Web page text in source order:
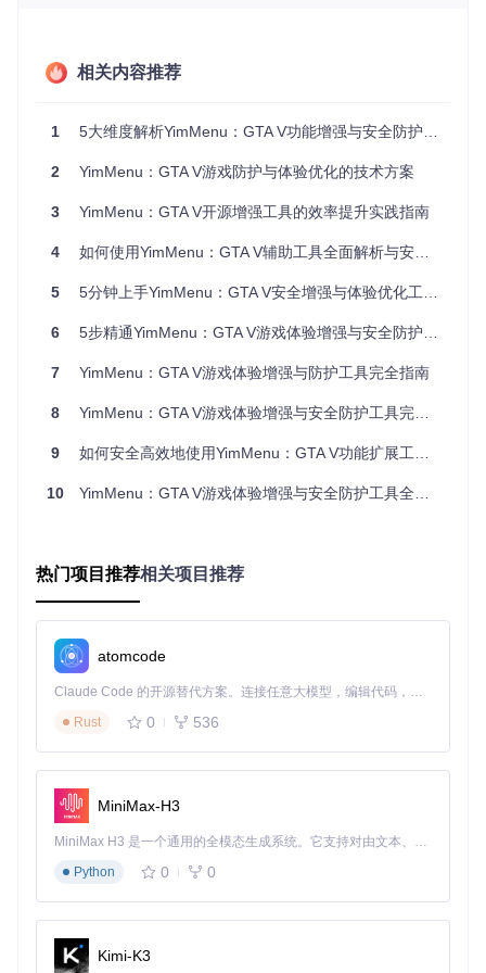
功能
安全
hooks/protections/receive
网络消息过滤
增强
backend/commands/self/ 目录
下相关文件
角色能力与环
境控制
交互
gui/components/目录下UI组件
操作界面
脚本
lua/目录下脚本系统
动态功能加载
与扩展
足或热键冲突。YimMenu的注入过程通过main.cpp中的entr
解决方案对比：
策
略
权
以管理员身份运行注入程序
热
键
置
修改settings.json
本
匹
配
检查version.hpp中的版本信
息与游戏版本一致性
相关内容推荐
1 5大维度解析YimMenu：GTA V功能增强与安全防护工具
2 YimMenu：GTA V游戏防护与体验优化的技术方案
3 YimMenu：GTA V开源增强工具的效率提升实践指南
4 如何使用YimMenu：GTA V辅助工具全面解析与安全使用指南
5 5分钟上手YimMenu：GTA V安全增强与体验优化工具完全指南
6 5步精通YimMenu：GTA V游戏体验增强与安全防护指南
7 YimMenu：GTA V游戏体验增强与防护工具完全指南
8 YimMenu：GTA V游戏体验增强与安全防护工具完全指南
9 如何安全高效地使用YimMenu：GTA V功能扩展工具全解析
10 YimMenu：GTA V游戏体验增强与安全防护工具全解析
热门项目推荐相关项目推荐
atomcode
Claude Code 的开源替代方案。连接任意大模型，编辑代码，运行命令，自动验证 — 全自动执行。用 Rust 构建，极致性能。 ｜ An open-source alternative to Claude Code. Connect any LLM, edit code, run commands, and verify changes — autonomously. Built in Rust for speed. Get Started
Rust
0 536
MiniMax-H3
MiniMax H3 是一个通用的全模态生成系统。它支持对由文本、图像、视频和音频组成的多模态上下文进行统一理解，并能生成分辨率高达 2K、时长可达 15 秒的带原生立体声音频的视频。得益于面向任务泛化的系统设计，H3 在预训练阶段就已具备广泛的多模态上下文理解与生成能力，能够出色地执行复杂的多模态指令。
Python
0 0
Kimi-K3